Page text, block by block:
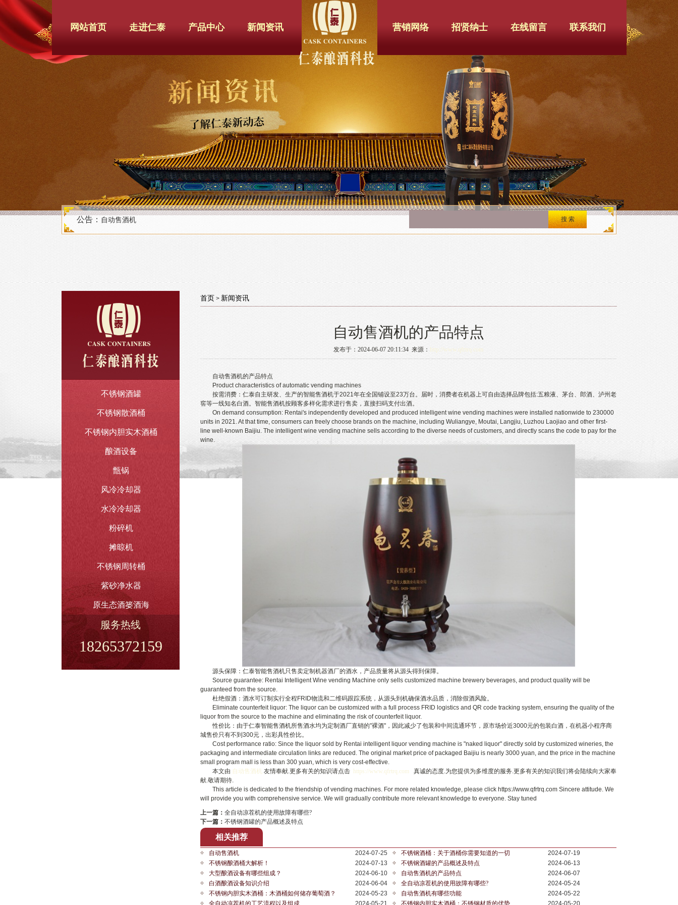
网站首页 走进仁泰 产品中心 新闻资讯 营销网络 招贤纳士 在线留言 联系我们
公告： 自动售酒机
不锈钢酒罐
不锈钢散酒桶
不锈钢内胆实木酒桶
酿酒设备
甑锅
风冷冷却器
水冷冷却器
粉碎机
摊晾机
不锈钢周转桶
紫砂净水器
原生态酒篓酒海
服务热线
18265372159
首页 > 新闻资讯
自动售酒机的产品特点
发布于：2024-06-07 20:11:34 来源： http://www.qfrtrq.com
自动售酒机的产品特点
Product characteristics of automatic vending machines
按需消费：仁泰自主研发、生产的智能售酒机于2021年在全国铺设至23万台。届时，消费者在机器上可自由选择品牌包括:五粮液、茅台、郎酒、泸州老
窖等一线知名白酒。智能售酒机按顾客多样化需求进行售卖，直接扫码支付出酒。
On demand consumption: Rentai's independently developed and produced intelligent wine vending machines were installed nationwide to 230000
units in 2021. At that time, consumers can freely choose brands on the machine, including Wuliangye, Moutai, Langjiu, Luzhou Laojiao and other first-
line well-known Baijiu. The intelligent wine vending machine sells according to the diverse needs of customers, and directly scans the code to pay for the
wine.
源头保障：仁泰智能售酒机只售卖定制机器酒厂的酒水，产品质量将从源头得到保障。
Source guarantee: Rentai Intelligent Wine vending Machine only sells customized machine brewery beverages, and product quality will be
guaranteed from the source.
杜绝假酒：酒水可订制实行全程FRID物流和二维码跟踪系统，从源头到机确保酒水品质，消除假酒风险。
Eliminate counterfeit liquor: The liquor can be customized with a full process FRID logistics and QR code tracking system, ensuring the quality of the
liquor from the source to the machine and eliminating the risk of counterfeit liquor.
性价比：由于仁泰智能售酒机所售酒水均为定制酒厂直销的"裸酒"，因此减少了包装和中间流通环节，原市场价近3000元的包装白酒，在机器小程序商
城售价只有不到300元，出彩具性价比。
Cost performance ratio: Since the liquor sold by Rentai intelligent liquor vending machine is "naked liquor" directly sold by customized wineries, the
packaging and intermediate circulation links are reduced. The original market price of packaged Baijiu is nearly 3000 yuan, and the price in the machine
small program mall is less than 300 yuan, which is very cost-effective.
本文由 自动售酒机 友情奉献.更多有关的知识请点击 https://www.qfrtrq.com 真诚的态度.为您提供为多维度的服务.更多有关的知识我们将会陆续向大家奉
献.敬请期待.
This article is dedicated to the friendship of vending machines. For more related knowledge, please click https://www.qfrtrq.com Sincere attitude. We
will provide you with comprehensive service. We will gradually contribute more relevant knowledge to everyone. Stay tuned
上一篇： 全自动凉茬机的使用故障有哪些?
下一篇： 不锈钢酒罐的产品概述及特点
相关推荐
自动售酒机 2024-07-25 不锈钢酒桶：关于酒桶你需要知道的一切
2024-07-19
不锈钢酿酒桶大解析！
2024-07-13 不锈钢酒罐的产品概述及特点
2024-06-13
大型酿酒设备有哪些组成？
2024-06-10 自动售酒机的产品特点
2024-06-07
白酒酿酒设备知识介绍
2024-06-04 全自动凉茬机的使用故障有哪些?
2024-05-24
不锈钢内胆实木酒桶：木酒桶如何储存葡萄酒？
2024-05-23 自动售酒机有哪些功能
2024-05-22
全自动凉茬机的工艺流程以及组成
2024-05-21 不锈钢内胆实木酒桶：不锈钢材质的优势 2024-05-20